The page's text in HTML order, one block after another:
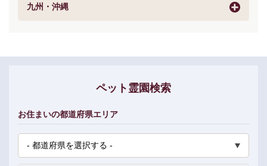
九州・沖縄
ペット霊園検索
お住まいの都道府県エリア